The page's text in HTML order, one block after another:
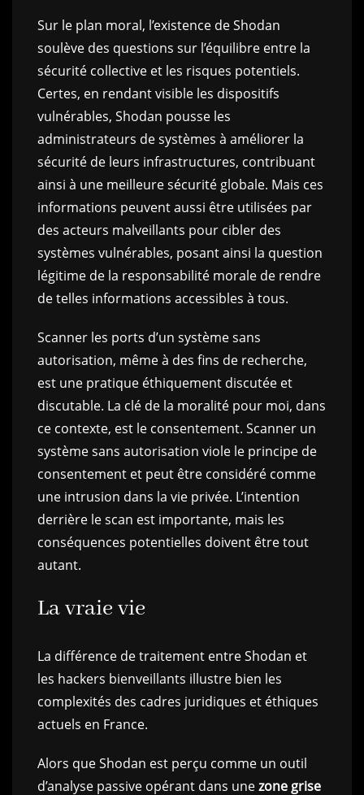
Sur le plan moral, l’existence de Shodan
soulève des questions sur l’équilibre entre la
sécurité collective et les risques potentiels.
Certes, en rendant visible les dispositifs
vulnérables, Shodan pousse les
administrateurs de systèmes à améliorer la
sécurité de leurs infrastructures, contribuant
ainsi à une meilleure sécurité globale. Mais ces
informations peuvent aussi être utilisées par
des acteurs malveillants pour cibler des
systèmes vulnérables, posant ainsi la question
légitime de la responsabilité morale de rendre
de telles informations accessibles à tous.
Scanner les ports d’un système sans
autorisation, même à des fins de recherche,
est une pratique éthiquement discutée et
discutable. La clé de la moralité pour moi, dans
ce contexte, est le consentement. Scanner un
système sans autorisation viole le principe de
consentement et peut être considéré comme
une intrusion dans la vie privée. L’intention
derrière le scan est importante, mais les
conséquences potentielles doivent être tout
autant.
La vraie vie
La différence de traitement entre Shodan et
les hackers bienveillants illustre bien les
complexités des cadres juridiques et éthiques
actuels en France.
Alors que Shodan est perçu comme un outil
d’analyse passive opérant dans unezone grise